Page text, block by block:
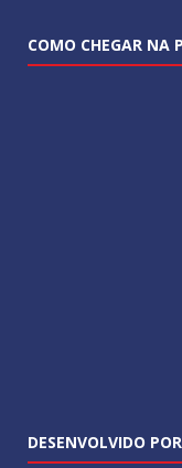
COMO CHEGAR NA
DESENVOLVIDO